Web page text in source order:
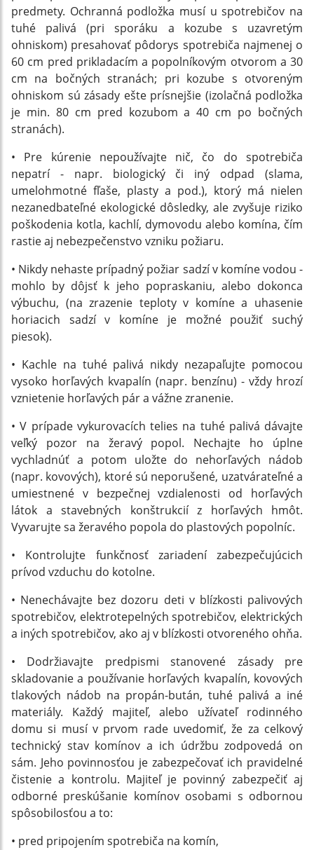
predmety. Ochranná podložka musí u spotrebičov na
tuhé palivá (pri sporáku a kozube s uzavretým
ohniskom) presahovať pôdorys spotrebiča najmenej o
60 cm pred prikladacím a popolníkovým otvorom a 30
cm na bočných stranách; pri kozube s otvoreným
ohniskom sú zásady ešte prísnejšie (izolačná podložka
je min. 80 cm pred kozubom a 40 cm po bočných
stranách).
• Pre kúrenie nepoužívajte nič, čo do spotrebiča
nepatrí - napr. biologický či iný odpad (slama,
umelohmotné fľaše, plasty a pod.), ktorý má nielen
nezanedbateľné ekologické dôsledky, ale zvyšuje riziko
poškodenia kotla, kachlí, dymovodu alebo komína, čím
rastie aj nebezpečenstvo vzniku požiaru.
• Nikdy nehaste prípadný požiar sadzí v komíne vodou -
mohlo by dôjsť k jeho popraskaniu, alebo dokonca
výbuchu, (na zrazenie teploty v komíne a uhasenie
horiacich sadzí v komíne je možné použiť suchý
piesok).
• Kachle na tuhé palivá nikdy nezapaľujte pomocou
vysoko horľavých kvapalín (napr. benzínu) - vždy hrozí
vznietenie horľavých pár a vážne zranenie.
• V prípade vykurovacích telies na tuhé palivá dávajte
veľký pozor na žeravý popol. Nechajte ho úplne
vychladnúť a potom uložte do nehorľavých nádob
(napr. kovových), ktoré sú neporušené, uzatvárateľné a
umiestnené v bezpečnej vzdialenosti od horľavých
látok a stavebných konštrukcií z horľavých hmôt.
Vyvarujte sa žeravého popola do plastových popolníc.
• Kontrolujte funkčnosť zariadení zabezpečujúcich
prívod vzduchu do kotolne.
• Nenechávajte bez dozoru deti v blízkosti palivových
spotrebičov, elektrotepelných spotrebičov, elektrických
a iných spotrebičov, ako aj v blízkosti otvoreného ohňa.
• Dodržiavajte predpismi stanovené zásady pre
skladovanie a používanie horľavých kvapalín, kovových
tlakových nádob na propán-bután, tuhé palivá a iné
materiály. Každý majiteľ, alebo užívateľ rodinného
domu si musí v prvom rade uvedomiť, že za celkový
technický stav komínov a ich údržbu zodpovedá on
sám. Jeho povinnosťou je zabezpečovať ich pravidelné
čistenie a kontrolu. Majiteľ je povinný zabezpečiť aj
odborné preskúšanie komínov osobami s odbornou
spôsobilosťou a to:
• pred pripojením spotrebiča na komín,